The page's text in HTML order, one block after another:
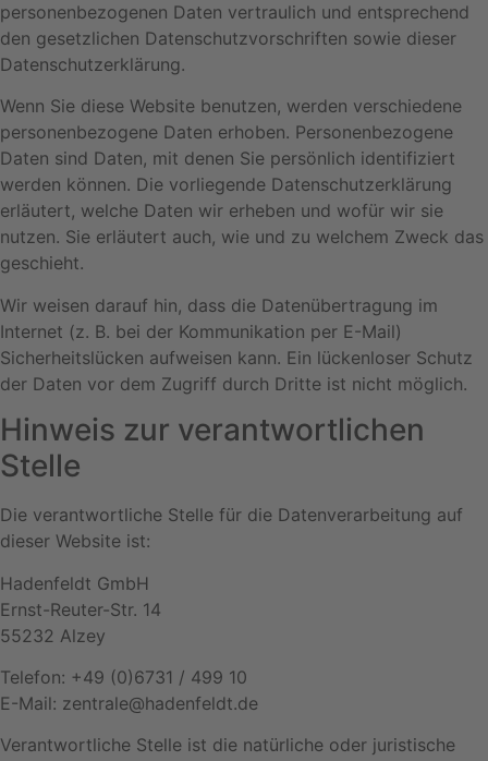
personenbezogenen Daten vertraulich und entsprechend
den gesetzlichen Datenschutzvorschriften sowie dieser
Datenschutzerklärung.
Wenn Sie diese Website benutzen, werden verschiedene
personenbezogene Daten erhoben. Personenbezogene
Daten sind Daten, mit denen Sie persönlich identifiziert
werden können. Die vorliegende Datenschutzerklärung
erläutert, welche Daten wir erheben und wofür wir sie
nutzen. Sie erläutert auch, wie und zu welchem Zweck das
geschieht.
Wir weisen darauf hin, dass die Datenübertragung im
Internet (z. B. bei der Kommunikation per E-Mail)
Sicherheitslücken aufweisen kann. Ein lückenloser Schutz
der Daten vor dem Zugriff durch Dritte ist nicht möglich.
Hinweis zur verantwortlichen
Stelle
Die verantwortliche Stelle für die Datenverarbeitung auf
dieser Website ist:
Hadenfeldt GmbH
Ernst-Reuter-Str. 14
55232 Alzey
Telefon: +49 (0)6731 / 499 10
E-Mail: zentrale@hadenfeldt.de
Verantwortliche Stelle ist die natürliche oder juristische